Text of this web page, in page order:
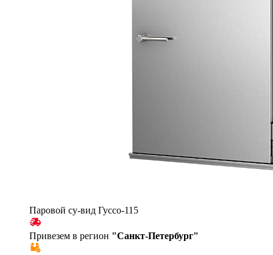
Паровой су-вид Гуссо-115
Привезем в регион "Санкт-Петербург"